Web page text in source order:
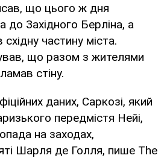
що цього ж дня
до Західного Берліна, а
частину міста.
що разом з жителями
стіну.
даних, Саркозі, який
передмістя Нейі,
на заходах,
Шарля де Голля, пише The